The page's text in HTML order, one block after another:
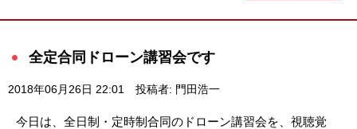
全定合同ドローン講習会です
2018年06月26日 22:01 投稿者: 門田浩一
今日は、全日制・定時制合同のドローン講習会を、視聴覚